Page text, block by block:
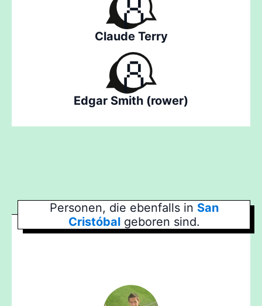
Claude Terry
Edgar Smith (rower)
Personen, die ebenfalls in San
Cristóbal geboren sind.